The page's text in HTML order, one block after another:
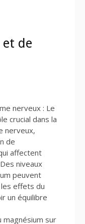
et de
nerveux : Le
crucial dans la
nerveux,
de
affectent
niveaux
peuvent
effets du
un équilibre
magnésium sur